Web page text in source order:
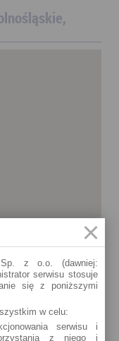
Sp. z o.o. (dawniej:
serwisu stosuje
się z poniższymi
w celu:
serwisu i
z niego i